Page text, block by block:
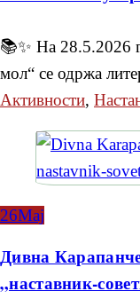
📚✨ На 28.5.2026
мол“ се одржа
Активности,
26Мај
Дивна
„наставник-